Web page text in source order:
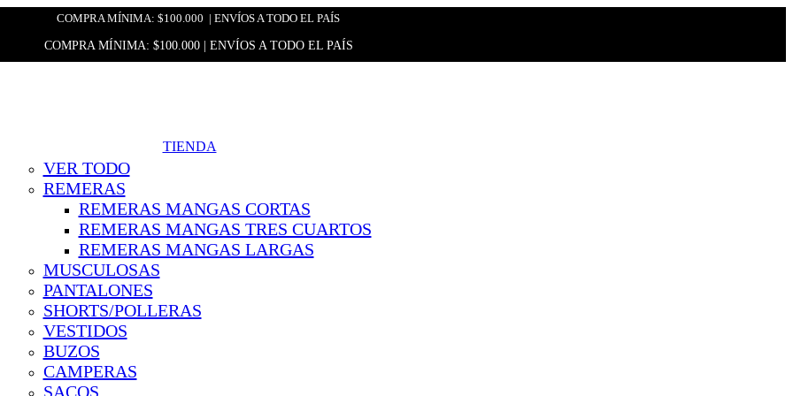
COMPRA MÍNIMA: $100.000 | ENVÍOS A TODO EL PAÍS
COMPRA MÍNIMA: $100.000 | ENVÍOS A TODO EL PAÍS
TIENDA
VER TODO
REMERAS
REMERAS MANGAS CORTAS
REMERAS MANGAS TRES CUARTOS
REMERAS MANGAS LARGAS
MUSCULOSAS
PANTALONES
SHORTS/POLLERAS
VESTIDOS
BUZOS
CAMPERAS
SACOS